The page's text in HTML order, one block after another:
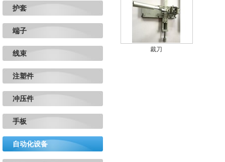
护套
端子
线束
注塑件
冲压件
手板
自动化设备
裁刀